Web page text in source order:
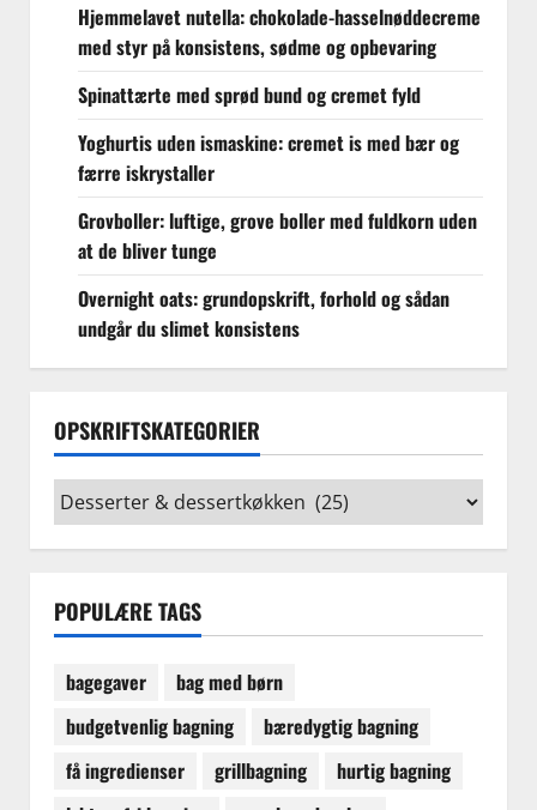
Hjemmelavet nutella: chokolade-hasselnøddecreme
med styr på konsistens, sødme og opbevaring
Spinattærte med sprød bund og cremet fyld
Yoghurtis uden ismaskine: cremet is med bær og
færre iskrystaller
Grovboller: luftige, grove boller med fuldkorn uden
at de bliver tunge
Overnight oats: grundopskrift, forhold og sådan
undgår du slimet konsistens
OPSKRIFTSKATEGORIER
Opskriftskategorier
POPULÆRE TAGS
bagegaver
bag med børn
budgetvenlig bagning
bæredygtig bagning
få ingredienser
grillbagning
hurtig bagning